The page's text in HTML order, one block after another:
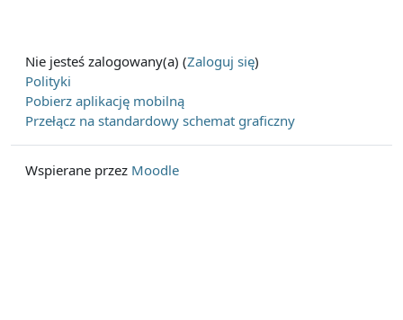
Nie jesteś zalogowany(a) (Zaloguj się)
Polityki
Pobierz aplikację mobilną
Przełącz na standardowy schemat graficzny
Wspierane przez Moodle